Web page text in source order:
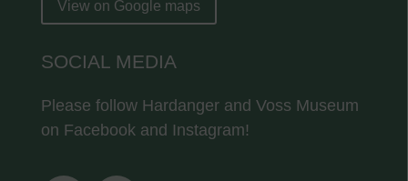
View on Google maps
SOCIAL MEDIA
Please follow Hardanger and Voss Museum
on Facebook and Instagram!